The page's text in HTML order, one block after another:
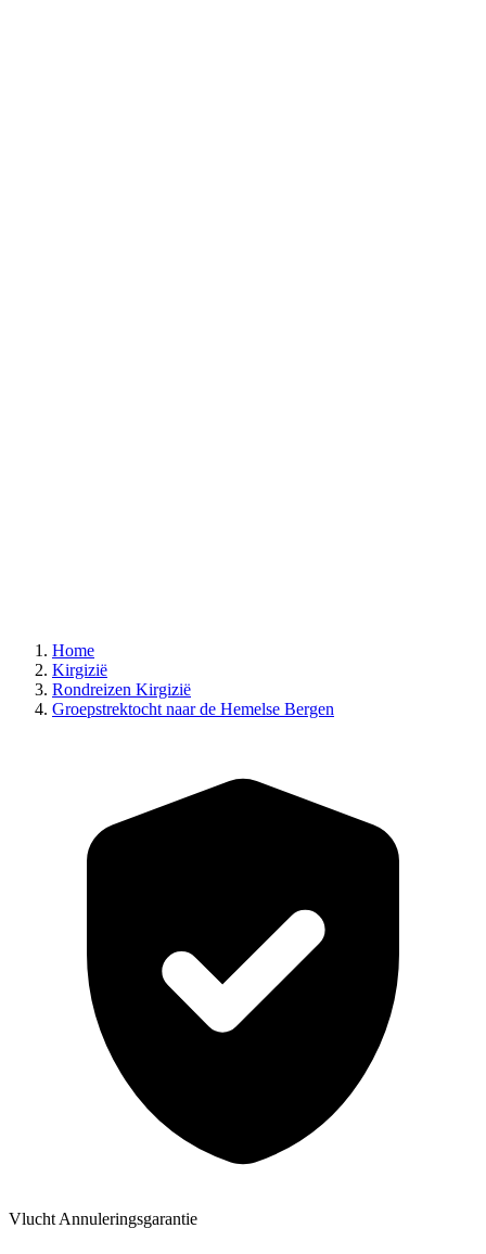
Home
Kirgizië
Rondreizen Kirgizië
Groepstrektocht naar de Hemelse Bergen
Vlucht Annuleringsgarantie